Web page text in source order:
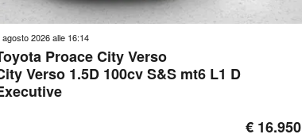
agosto 2026 alle 16:14
Proace City Verso
Verso 1.5D 100cv S&S mt6 L1 D
€ 16.950